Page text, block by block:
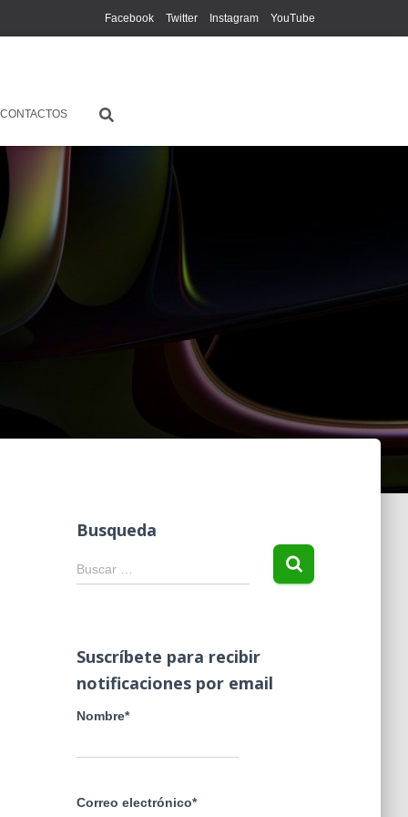
Facebook Twitter Instagram YouTube
CONTACTOS
Busqueda
B
u
r
:
Buscar …
Suscríbete para recibir
notificaciones por email
Nombre*
Correo electrónico*